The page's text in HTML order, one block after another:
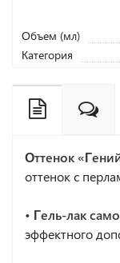
Объем (мл)
Категория
Оттенок
оттенок с
• Гель-лак
эффектного